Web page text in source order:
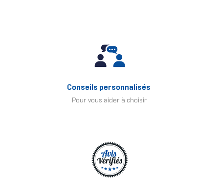
Conseils personnalisés
Pour vous aider à choisir